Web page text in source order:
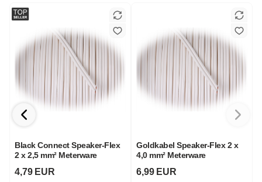
Black Connect Speaker-Flex
2 x 2,5 mm² Meterware
4,79 EUR
Goldkabel Speaker-Flex 2 x
4,0 mm² Meterware
6,99 EUR